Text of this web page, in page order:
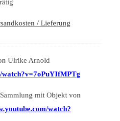
/ Lieferung
Ulrike Arnold
watch?v=7oPuYIfMPTg
mit Objekt von
watch?